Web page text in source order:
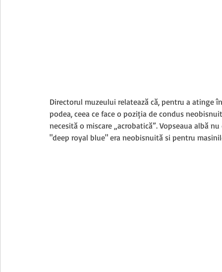
Directorul muzeului relatează că, pentru a atinge
podea, ceea ce face o poziția de condus
necesită o mișcare „acrobatică”. Vopseaua albă
"deep royal blue" era neobișnuită și pentru